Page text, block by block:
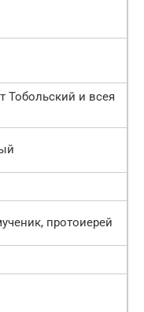
Тобольский и всея
протоиерей